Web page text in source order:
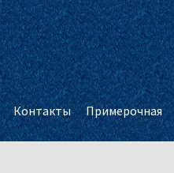
Контакты Примерочная